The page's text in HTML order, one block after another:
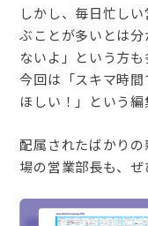
しかし、毎日忙し
ぶことが多いとは
ないよ」という方も
今回は「スキマ時
ほしい！」という
配属されたばかり
場の営業部長も、ぜ